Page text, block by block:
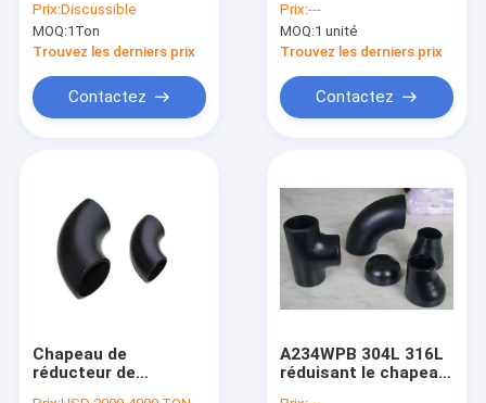
du chapeau DIN
EN10253 de
réducteur de pièce
Prix:Discussible
MOQ:1Ton
Trouvez les derniers prix
Contactez
coude escroquent le
chapeau de
réducteur de CCE
Prix:---
MOQ:1 unité
Trouvez les derniers prix
Contactez
Chapeau de
réducteur de
A234WPB 304L 316L
réduisant le chapeau